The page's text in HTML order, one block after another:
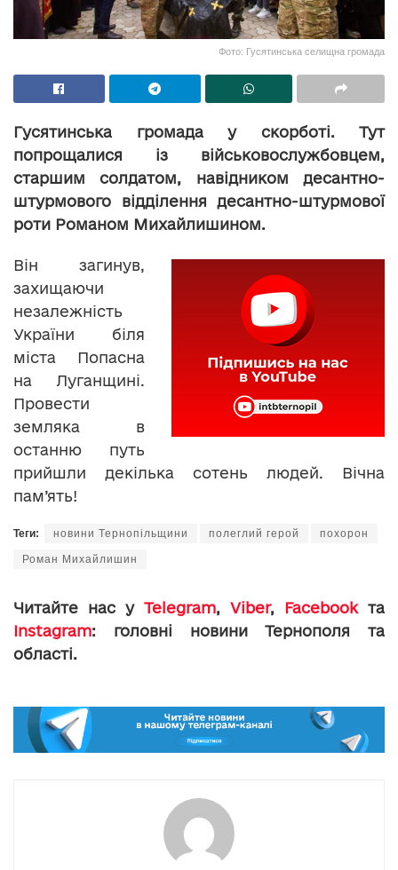
Фото: Гусятинська селищна громада
Гусятинська громада у скорботі. Тут
попрощалися із військовослужбовцем,
старшим солдатом, навідником десантно-
штурмового відділення десантно-штурмової
роти Романом Михайлишином.
Він загинув,
захищаючи
незалежність
України біля
міста Попасна
на Луганщині.
Провести
земляка в
останню путь
прийшли декілька сотень людей. Вічна
пам’ять!
Теги: новини Тернопільщини полеглий герой похорон
Роман Михайлишин
Читайте нас у Telegram, Viber, Facebookта
Instagram: головні новини Тернополя та
області.